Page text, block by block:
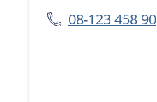
08-123 458 90